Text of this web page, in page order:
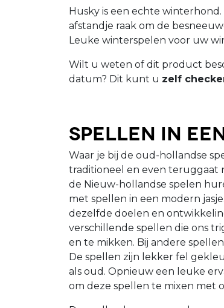
Husky is een echte
afstandje raak om de
Leuke winterspelen voor uw
Wilt u weten of dit product
datum? Dit kunt u zelf
Spellen in
Waar je bij de oud-hollandse
traditioneel en even teruggaat
de Nieuw-hollandse spelen
met spellen in een modern
dezelfde doelen en
verschillende spellen die ons
en te mikken. Bij andere
De spellen zijn lekker fel
als oud. Opnieuw een leuke
om deze spellen te mixen met